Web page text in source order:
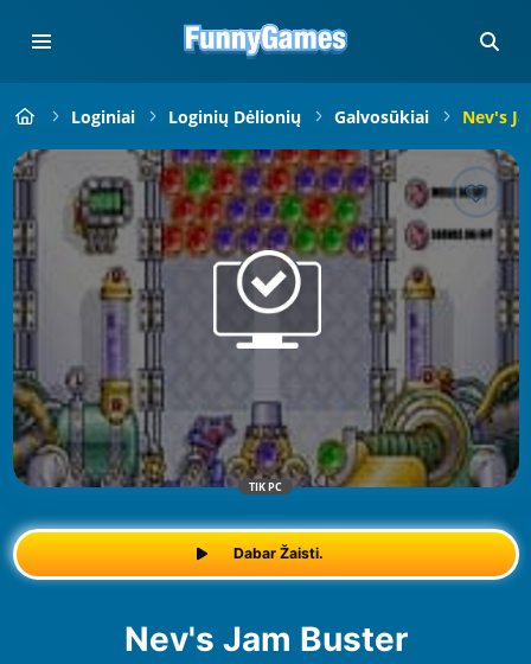
Loginiai Loginių Dėlionių Galvosūkiai Nev's
TIK PC
Dabar Žaisti.
Nev's Jam Buster